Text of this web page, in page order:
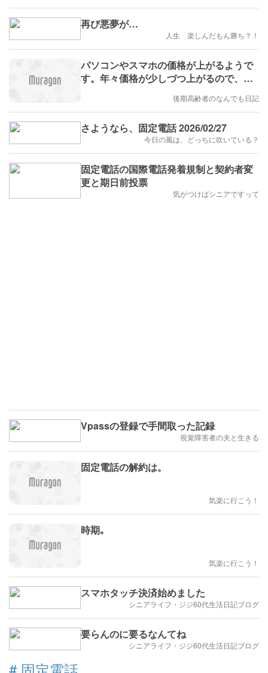
再び悪夢が…
人生 楽しんだもん勝ち？！
パソコンやスマホの価格が上がるようで
す。年々価格が少しづつ上がるので、
後期高齢者のなんでも日記
さようなら、固定電話 2026/02/27
今日の風は、どっちに吹いている？
固定電話の国際電話発着規制と契約者変
更と期日前投票
気がつけばシニアですって
Vpassの登録で手間取った記録
視覚障害者の夫と生きる
固定電話の解約は。
気楽に行こう！
時期｡
気楽に行こう！
スマホタッチ決済始めました
シニアライフ・ジジ60代生活日記ブログ
要らんのに要るなんてね
シニアライフ・ジジ60代生活日記ブログ